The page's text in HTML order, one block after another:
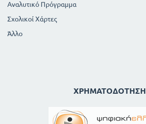
Αναλυτικό Πρόγραμμα
Σχολικοί Χάρτες
Άλλο
ΧΡΗΜΑΤΟΔΌΤΗΣΗ